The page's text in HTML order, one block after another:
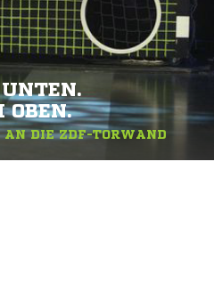
OBEN.
DIE ZDF-TORWAND